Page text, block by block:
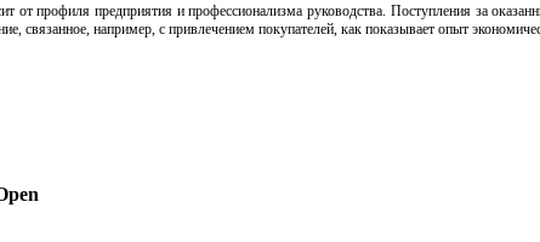
от профиля предприятия и профессионализма руководства. Поступления за
связанное, например, с привлечением покупателей, как показывает опыт